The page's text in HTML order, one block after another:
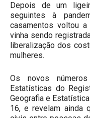
Depois de um
seguintes à
casamentos voltou
vinha sendo
liberalização dos
mulheres.
Os novos
Estatísticas do
Geografia e
16, e revelam ainda